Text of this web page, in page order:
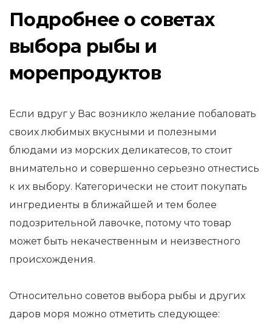
Подробнее о советах
выбора рыбы и
морепродуктов
Если вдруг у Вас возникло желание побаловать
своих любимых вкусными и полезными
блюдами из морских деликатесов, то стоит
внимательно и совершенно серьезно отнестись
к их выбору. Категорически не стоит покупать
ингредиенты в ближайшей и тем более
подозрительной лавочке, потому что товар
может быть некачественным и неизвестного
происхождения.
Относительно советов выбора рыбы и других
даров моря можно отметить следующее: